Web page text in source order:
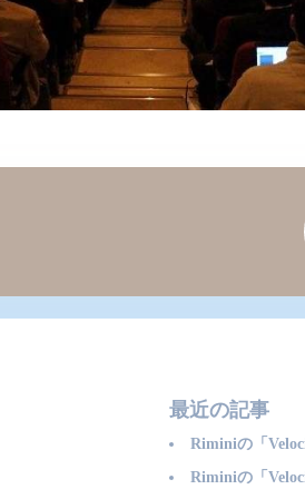
最近の記事
Riminiの「
Riminiの「